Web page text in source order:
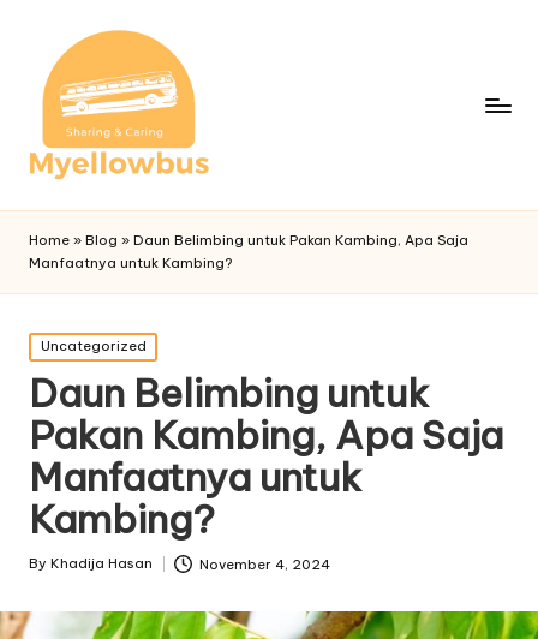
Home » Blog » Daun Belimbing untuk Pakan Kambing, Apa Saja
Manfaatnya untuk Kambing?
Posted
in
Uncategorized
Daun Belimbing untuk
Pakan Kambing, Apa Saja
Manfaatnya untuk
Kambing?
Posted
By Khadija Hasan November 4, 2024